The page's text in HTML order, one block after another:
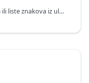
Uklanja sva pojavljivanja datog znaka ili liste znakova iz ulazne tekstualne vrednosti.